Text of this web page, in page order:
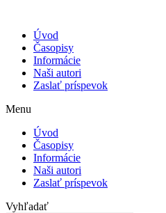
Úvod
Časopisy
Informácie
Naši autori
Zaslať príspevok
Menu
Úvod
Časopisy
Informácie
Naši autori
Zaslať príspevok
Vyhľadať